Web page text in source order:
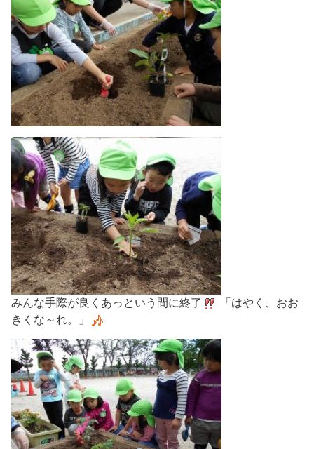
みんな手際が良くあっという間に終了
「はやく、おお
きくな～れ。」